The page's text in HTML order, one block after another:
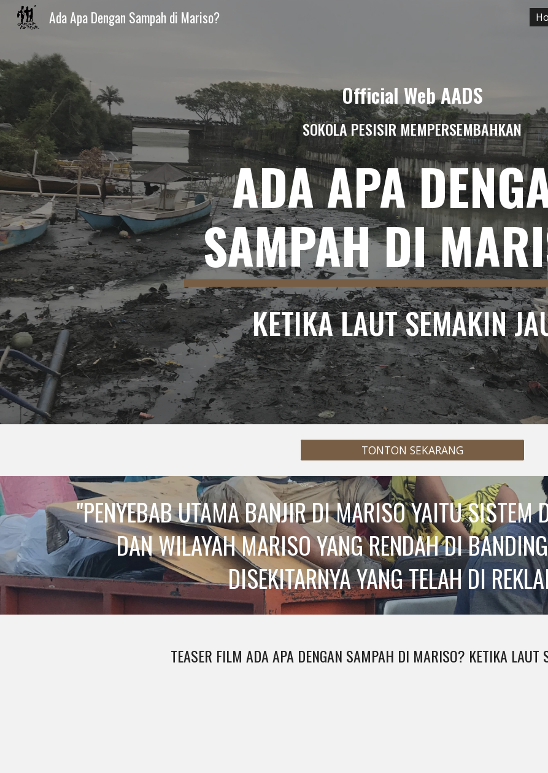
Skip to
Ada Apa Dengan Sampah di Mariso?
Official Web AADS
SOKOLA PESISIR MEMPERSEMBAHKAN
ADA APA
SAMPAH DI
KETIKA LAUT SEMAKIN
TONTON SEKARANG
"PENYEBAB UTAMA BANJIR DI MARISO YAITU SISTEM
DAN WILAYAH MARISO YANG RENDAH DI
DISEKITARNYA YANG TELAH DI
TEASER FILM ADA APA DENGAN SAMPAH DI MARISO? KETIKA LAUT